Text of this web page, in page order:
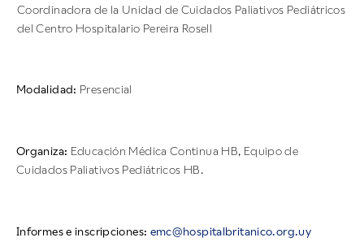
Coordinadora de la Unidad de Cuidados Paliativos Pediátricos
del Centro Hospitalario Pereira Rosell
Modalidad: Presencial
Organiza: Educación Médica Continua HB, Equipo de
Cuidados Paliativos Pediátricos HB.
Informes e inscripciones: emc@hospitalbritanico.org.uy